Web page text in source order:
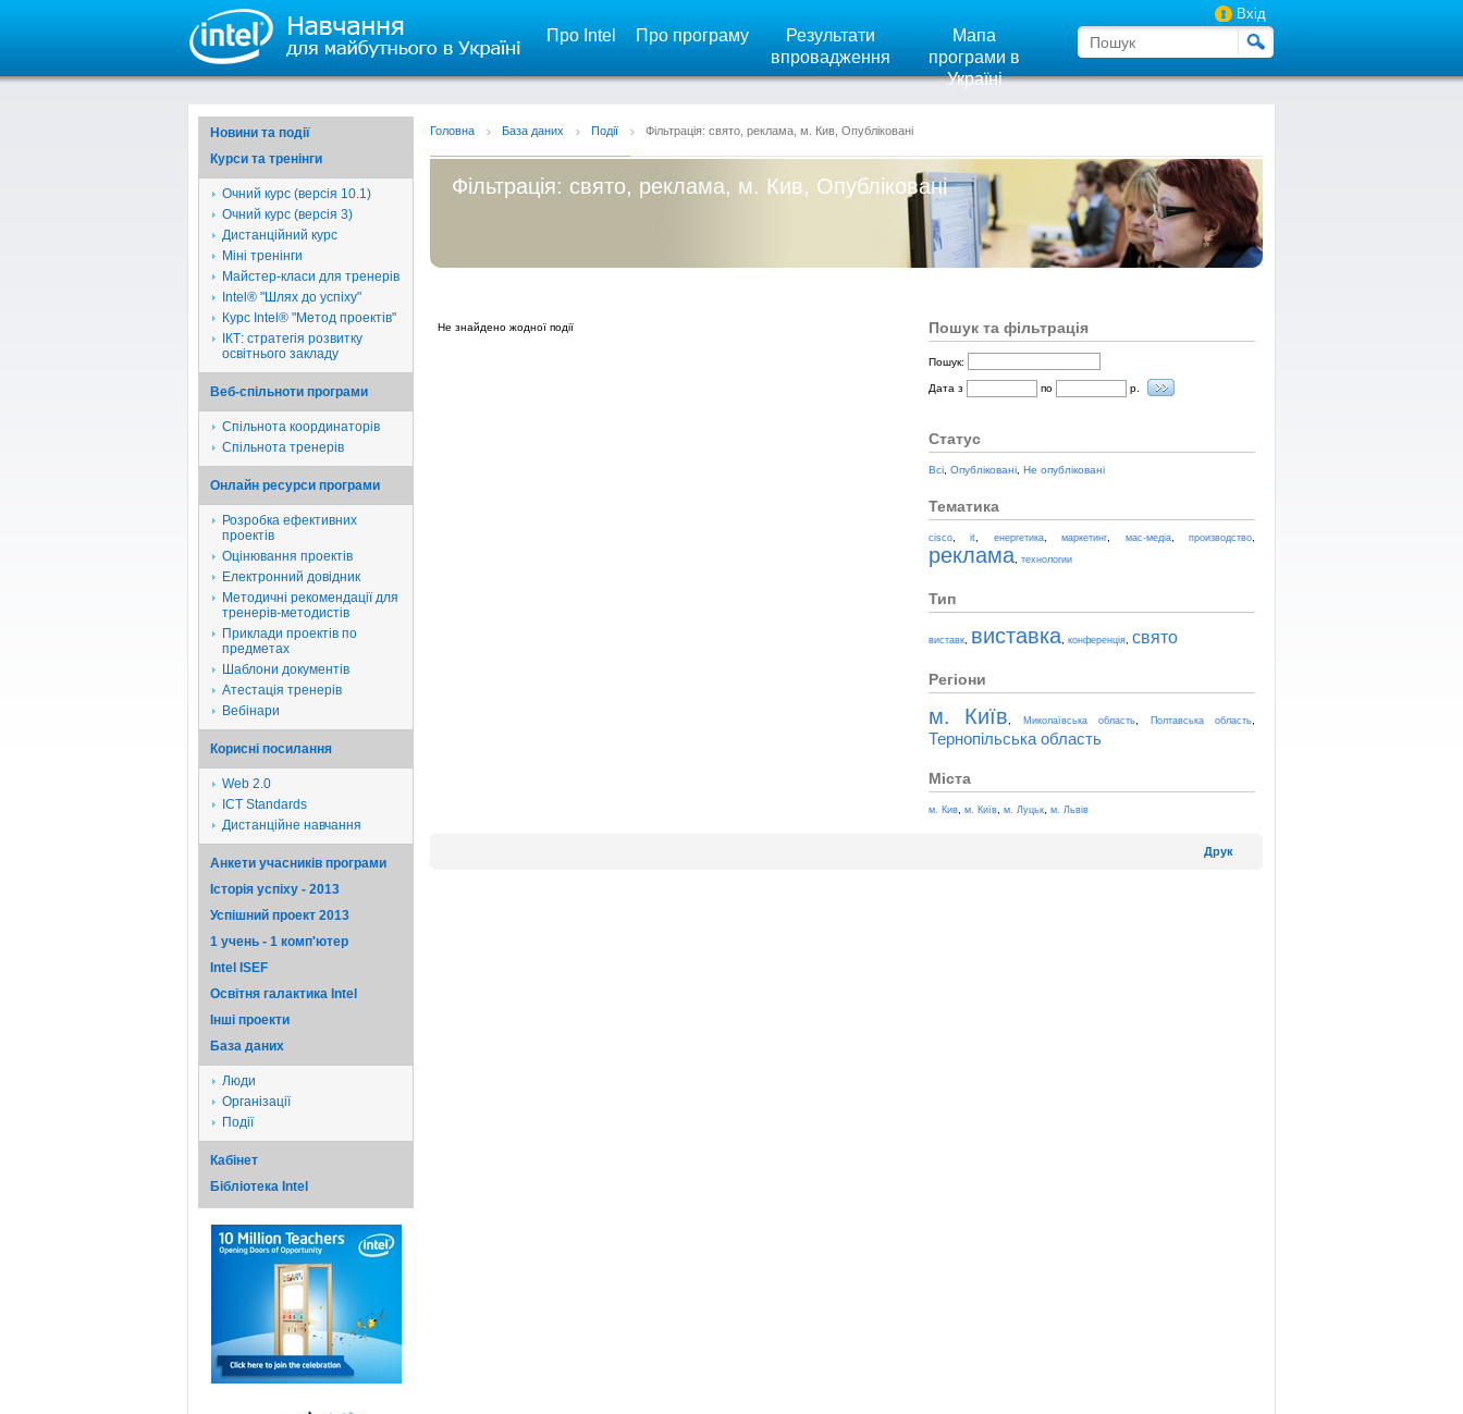
Вхід
Про Intel Про програму
Результати
впровадження
Мапа
програми в
Україні
Новини та події
Курси та тренінги
Очний курс (версія 10.1)
Очний курс (версія 3)
Дистанційний курс
Міні тренінги
Майстер-класи для тренерів
Intel® "Шлях до успіху"
Курс Intel® "Метод проектів"
ІКТ: стратегія розвитку
освітнього закладу
Веб-спільноти програми
Спільнота координаторів
Спільнота тренерів
Онлайн ресурси програми
Розробка ефективних
проектів
Оцінювання проектів
Електронний довідник
Методичні рекомендації для
тренерів-методистів
Приклади проектів по
предметах
Шаблони документів
Атестація тренерів
Вебінари
Корисні посилання
Web 2.0
ICT Standards
Дистанційне навчання
Анкети учасників програми
Історія успіху - 2013
Успішний проект 2013
1 учень - 1 комп'ютер
Intel ISEF
Освітня галактика Intel
Iншi проекти
База даних
Люди
Організації
Події
Кабінет
Бібліотека Intel
Головна База даних Події Фільтрація: свято, реклама, м. Кив, Опубліковані
Фільтрація: свято, реклама, м. Кив, Опубліковані
Не знайдено жодної події Пошук та фільтрація
Пошук:
Дата з по р.
Статус
Всі Опубліковані Не опубліковані
Тематика
cisco ,it енергетика,маркетинг мас-медіа,производство
реклама технологии
Тип
виставк виставка конференція свято
Регіони
м. Київ Миколаївська область Полтавська область
Тернопільська область
Міста
м. Кив м. Київ м. Луцьк м. Львів
Друк